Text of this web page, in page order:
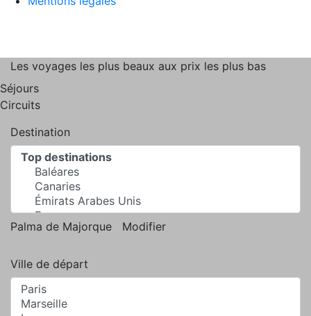
Les voyages les plus beaux aux prix les plus bas
Séjours
Circuits
Destination
Palma de Majorque Modifier
Ville de départ